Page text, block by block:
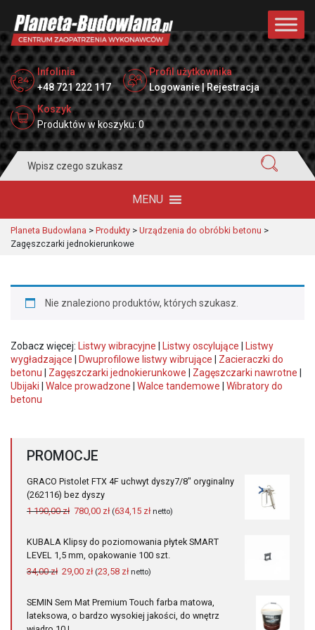
Infolinia
+48 721 222 117
Profil użytkownika
Logowanie | Rejestracja
Koszyk
Produktów w koszyku: 0
for:
MENU
Planeta Budowlana > Produkty > Urządzenia do obróbki betonu >
Zagęszczarki jednokierunkowe
Nie znaleziono produktów, których szukasz.
Zobacz więcej: Listwy wibracyjne Listwy oscylujące
Listwy
wygładzające
Dwuprofilowe listwy wibrujące
Zacieraczki do
betonu
Zagęszczarki jednokierunkowe Zagęszczarki nawrotne
Ubijaki
Walce prowadzone Walce tandemowe
Wibratory do
betonu
PROMOCJE
GRACO Pistolet FTX 4F uchwyt dyszy7/8" oryginalny
(262116) bez dyszy
1 190,00zł Pierwotna
wynosiła:
1
190,00 zł.
780,00 złAktualna
wynosi:
780,00 zł.
(634,15 złnetto)
KUBALA Klipsy do poziomowania płytek SMART
LEVEL 1,5 mm, opakowanie 100 szt.
34,00zł Pierwotna
wynosiła:
34,00 zł.
29,00 złAktualna
wynosi:
29,00 zł.
(23,58 złnetto)
SEMIN Sem Mat Premium Touch farba matowa,
lateksowa, o bardzo wysokiej jakości, do wnętrz